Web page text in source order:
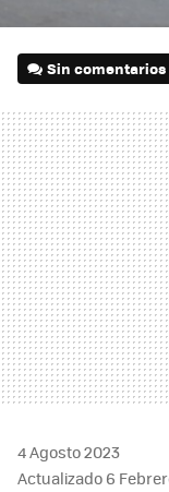
Sin comentarios
4 Agosto 2023
Actualizado 6